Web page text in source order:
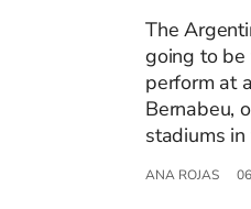
The
going to
perform at
Bernabeu,
stadiums
ANA ROJAS